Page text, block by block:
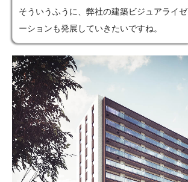
そういうふうに、弊社の建築ビジュアライゼ
ーションも発展していきたいですね。